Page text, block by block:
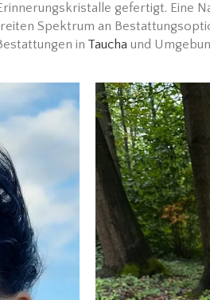
gefertigt. Eine
Spektrum an
in Taucha und